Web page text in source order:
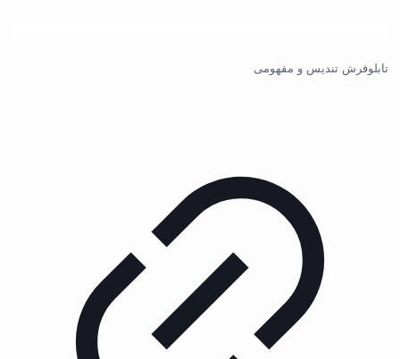
تابلوفرش تندیس و مفهومی